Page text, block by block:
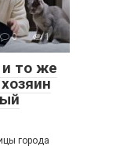
0 1
то же
города